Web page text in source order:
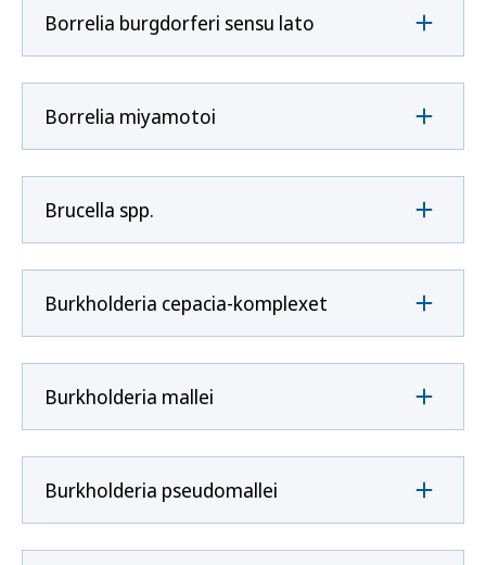
Borrelia burgdorferi sensu lato
Borrelia miyamotoi
Brucella spp.
Burkholderia cepacia-komplexet
Burkholderia mallei
Burkholderia pseudomallei